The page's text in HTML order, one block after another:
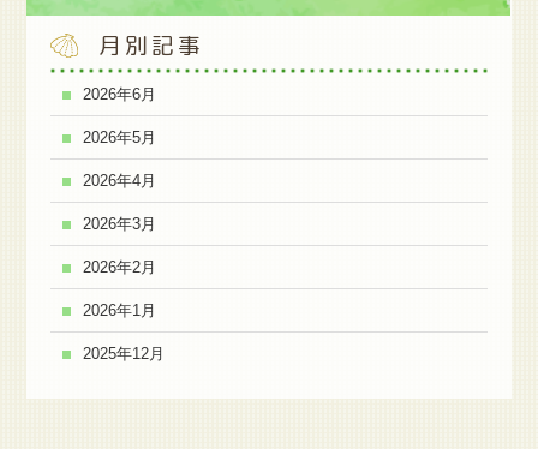
月別記事
2026年6月
2026年5月
2026年4月
2026年3月
2026年2月
2026年1月
2025年12月